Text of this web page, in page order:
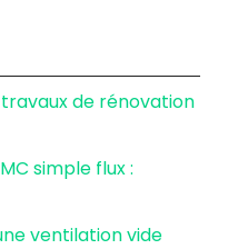
de rénovation
simple flux :
ventilation vide